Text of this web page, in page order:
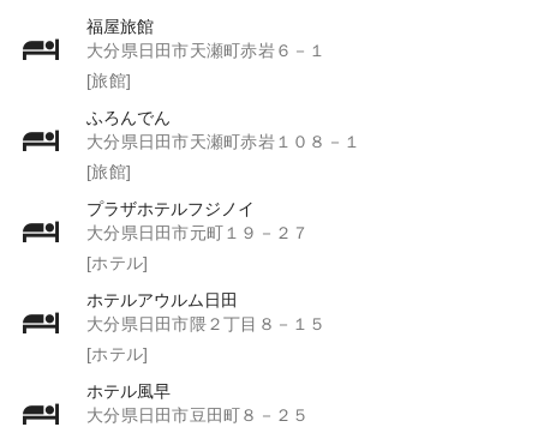
福屋旅館
大分県日田市天瀬町赤岩６－１
[旅館]
ふろんでん
大分県日田市天瀬町赤岩１０８－１
[旅館]
プラザホテルフジノイ
大分県日田市元町１９－２７
[ホテル]
ホテルアウルム日田
大分県日田市隈２丁目８－１５
[ホテル]
ホテル風早
大分県日田市豆田町８－２５